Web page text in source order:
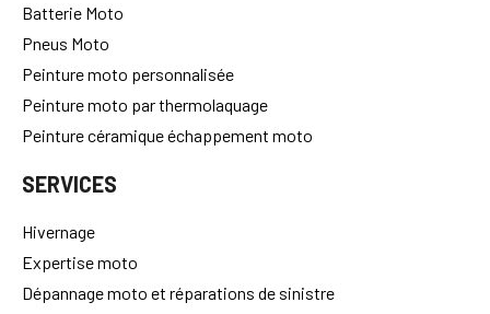
Batterie Moto
Pneus Moto
Peinture moto personnalisée
Peinture moto par thermolaquage
Peinture céramique échappement moto
SERVICES
Hivernage
Expertise moto
Dépannage moto et réparations de sinistre